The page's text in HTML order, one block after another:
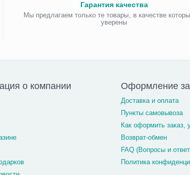
Гарантия качества
Мы предлагаем только те товары, в качестве
уверены
о компании Оформление
Доставка и оплата
Пункты самовывоза
Как оформить заказ,
Возврат-обмен
FAQ (Вопросы и
Политика